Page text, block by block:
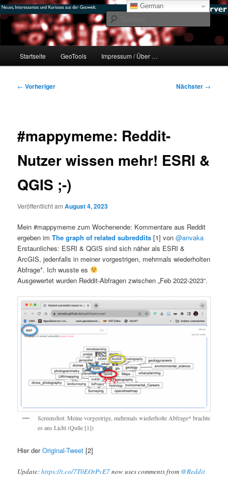
Zum
primären
Inhalt
springen#geoObserver
mikeE's GeoBlog
Startseite GeoTools Impressum / Über …
Beitragsnavigation
← Vorheriger Nächster →
#mappymeme: Reddit-
Nutzer wissen mehr! ESRI &
QGIS ;-)
Veröffentlicht amAugust 4, 2023
Mein #mappymeme zum Wochenende: Kommentare aus Reddit
ergeben imThe graph of related subreddits [1] von@anvaka
Erstaunliches: ESRI & QGIS sind sich näher als ESRI &
ArcGIS, jedenfalls in meiner vorgestrigen, mehrmals wiederholten
Abfrage*. Ich wusste es
Ausgewertet wurden Reddit-Abfragen zwischen „Feb 2022-2023“.
Screenshot: Meine vorgestrige, mehrmals wiederholte Abfrage* brachte
es ans Licht (Qulle [1])
Hier derOriginal-Tweet [2]
Update:https://t.co/7T0EOrPvE7now uses comments from @Reddit
German